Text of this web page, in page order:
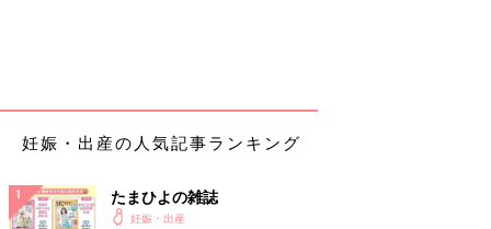
妊娠・出産の人気記事ランキング
たまひよの雑誌
妊娠・出産